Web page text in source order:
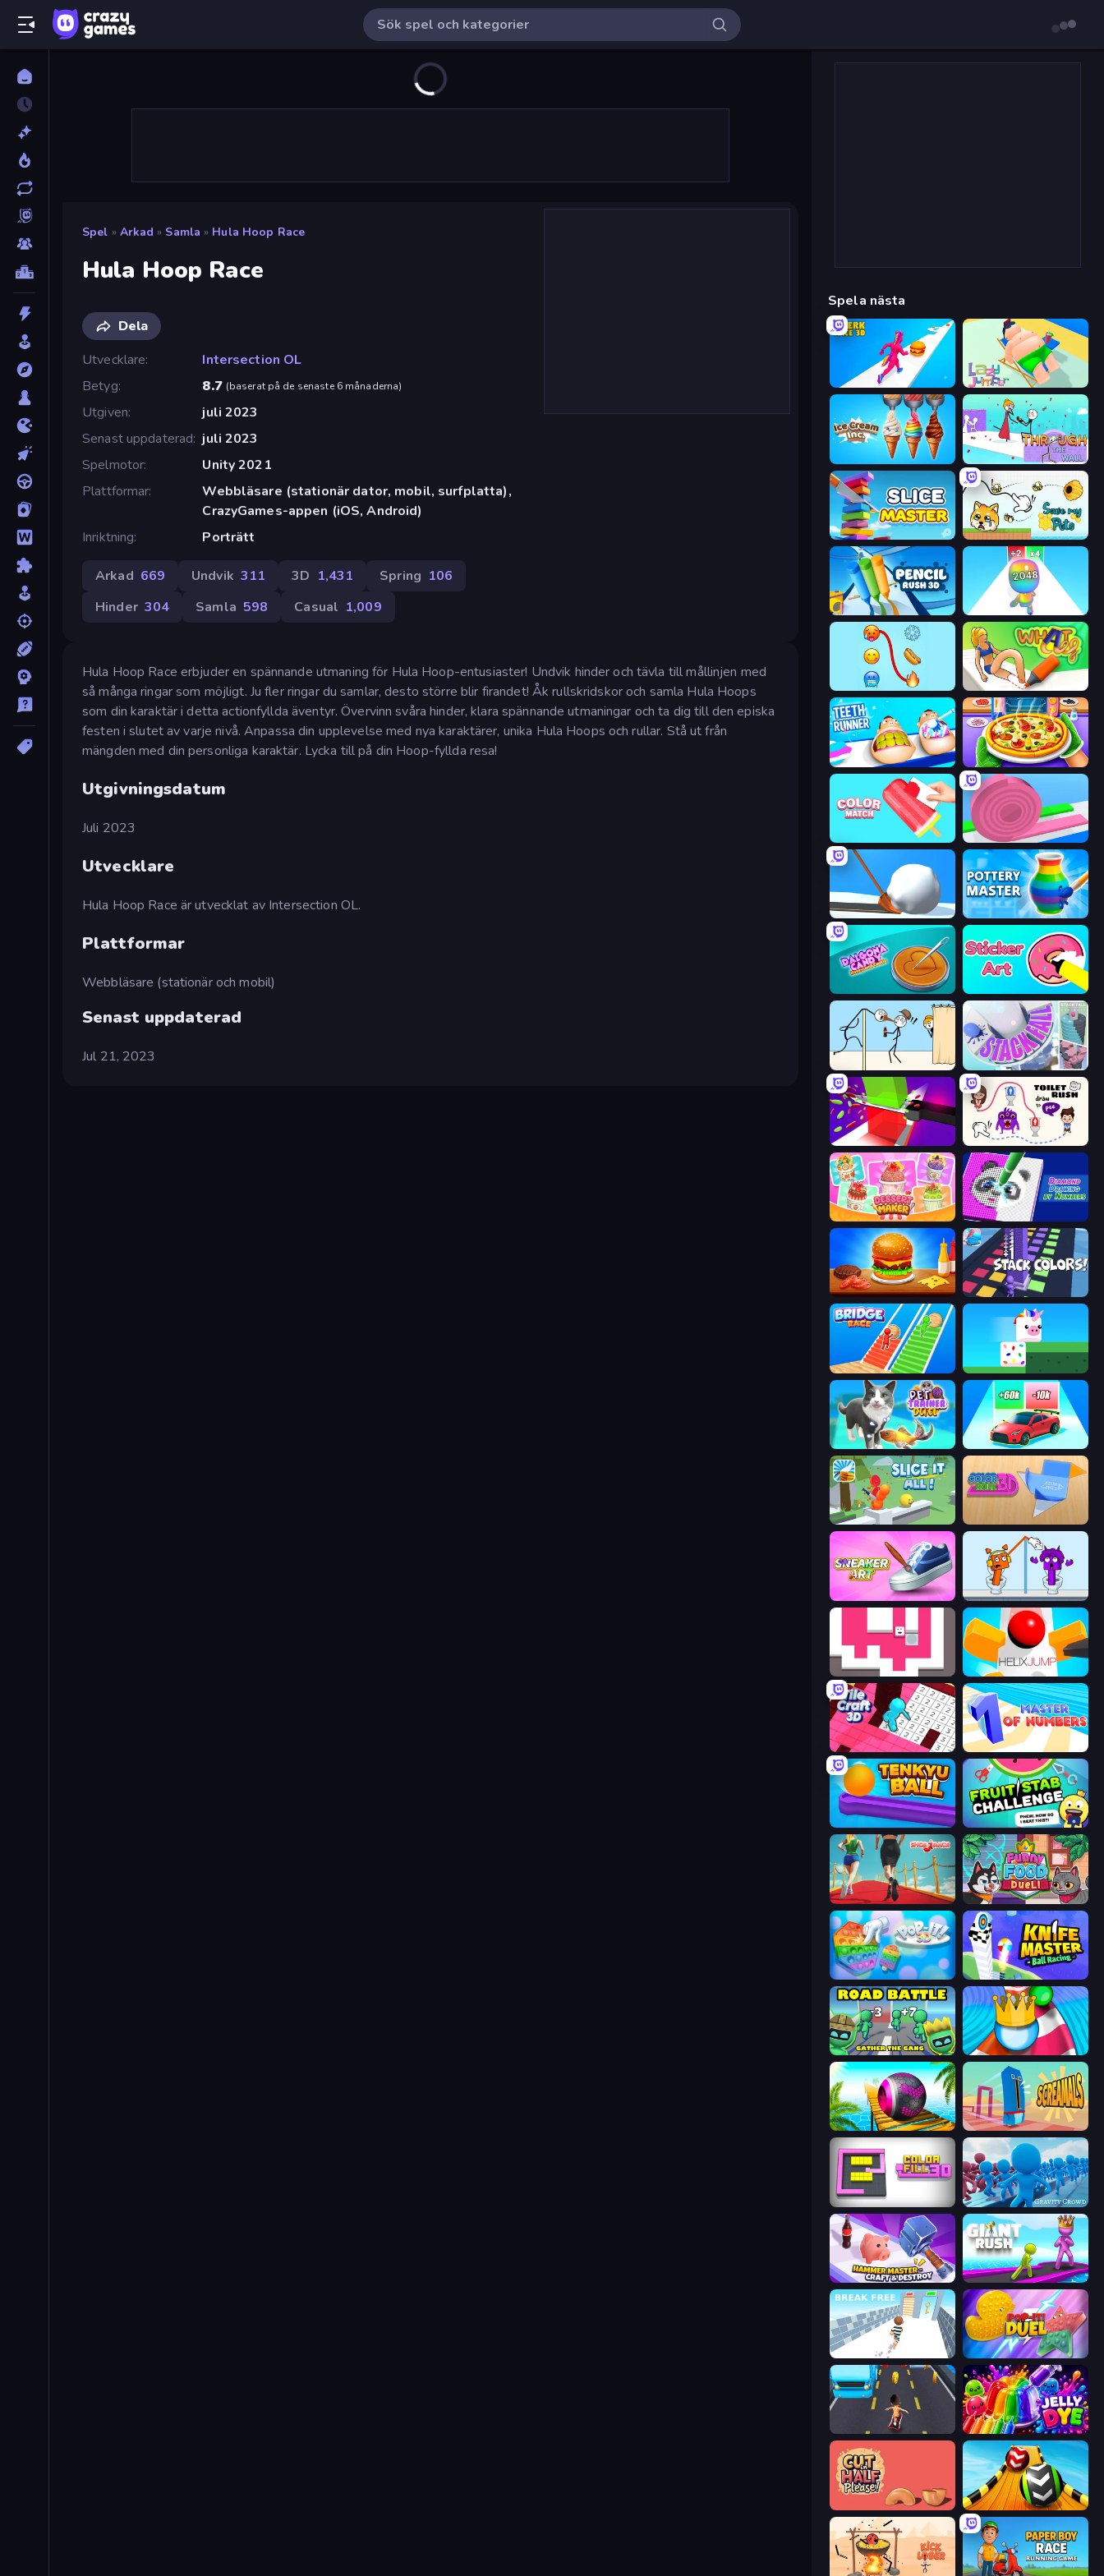
Spel » Arkad » Samla » Hula Hoop Race
Hula Hoop Race
Dela
Utvecklare
Intersection OL
Betyg
8.7 (baserat på de senaste 6 månaderna)
Utgiven
juli 2023
Senast uppdaterad juli 2023
Spelmotor
Unity 2021
Plattformar
Webbläsare (stationär dator, mobil, surfplatta),
CrazyGames-appen (iOS, Android)
Inriktning
Porträtt
Arkad 669 Undvik 311 3D 1,431 Spring 106
Hinder 304 Samla 598 Casual 1,009
Hula Hoop Race erbjuder en spännande utmaning för Hula Hoop-entusiaster! Undvik hinder och tävla till mållinjen med
så många ringar som möjligt. Ju fler ringar du samlar, desto större blir firandet! Åk rullskridskor och samla Hula Hoops
som din karaktär i detta actionfyllda äventyr. Övervinn svåra hinder, klara spännande utmaningar och ta dig till den episka
festen i slutet av varje nivå. Anpassa din upplevelse med nya karaktärer, unika Hula Hoops och rullar. Stå ut från
mängden med din personliga karaktär. Lycka till på din Hoop-fyllda resa!
Utgivningsdatum
Juli 2023
Utvecklare
Hula Hoop Race är utvecklat av Intersection OL.
Plattformar
Webbläsare (stationär och mobil)
Senast uppdaterad
Jul 21, 2023
Spela nästa
Twerk Race 3D Lazy Jumper
Ice Cream Inc. Through the Wall
Slice Master Save My Pets
Pencil Rush Man Runner 2048
Emoji Puzzle! What a Leg
Teeth Runner Pizza Maker
Layers Roll
Shovel 3D Pottery Master
Dalgona Candy Honeycomb Cookie
Gomu Goman Stack Fall
Jelly Restaurant
Dessert Maker
Burger Cafe Stack Colors
Bridge Race Stacky Bird
Pet Trainer Duel
Slice It All!
Sneaker Art Square Punki Long Hand
Just Slide (Remastered) Helix Jump
Tile Craft 3D Master of Numbers
Tenkyu Ball Fruit Stab Challenge
Shoe Race Funny Food Duel
Pop It 3D Knife Master: Ball Racing
Road Battle: Gather the Gang Aquapark Balls Party
Rolling Balls Sea Race Screamals
Color Fill 3D Gravity Crowd
Hammer Master－Craft & Destroy! Giant Rush!
Break Free Pop It! Duel
Jelly Dye
Cut in Half, Please! Sky Balls 3D